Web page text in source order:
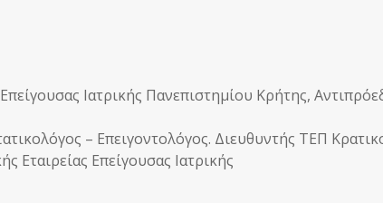
Ιατρικής Πανεπιστημίου Κρήτης,
– Επειγοντολόγος. Διευθυντής ΤΕΠ
Εταιρείας Επείγουσας Ιατρικής